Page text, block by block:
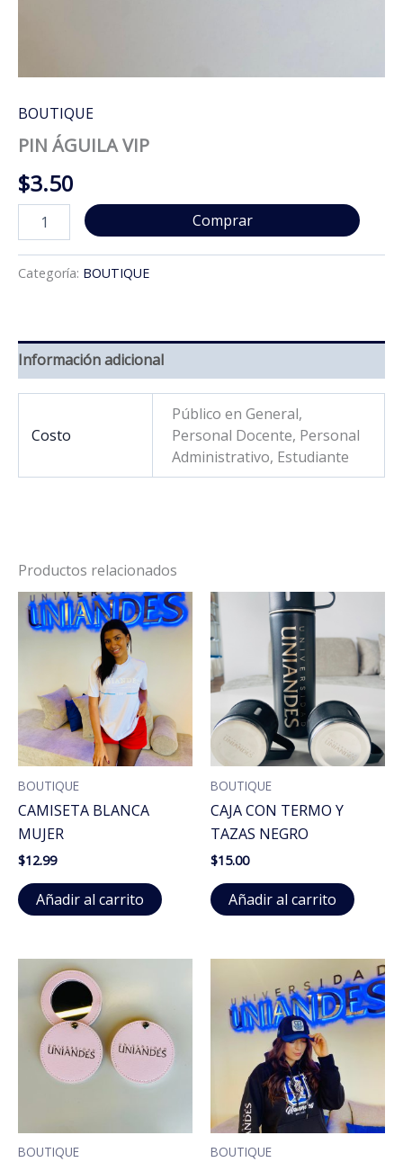
BOUTIQUE
PIN ÁGUILA VIP
$3.50
ÁGUILA
cantidad
Comprar
Categoría: BOUTIQUE
Información adicional
Costo
Público en General,
Personal Docente, Personal
Administrativo, Estudiante
Productos relacionados
BOUTIQUE
CAMISETA BLANCA
MUJER
$12.99
Añadir al carrito
BOUTIQUE
CAJA CON TERMO Y
TAZAS NEGRO
$15.00
Añadir al carrito
BOUTIQUE BOUTIQUE